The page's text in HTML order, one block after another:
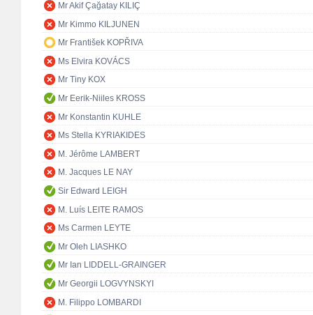
Mr Akif Çağatay KILIÇ
Mr Kimmo KILJUNEN
Mr František KOPŘIVA
Ms Elvira KOVÁCS
Mr Tiny KOX
Mr Eerik-Niiles KROSS
Mr Konstantin KUHLE
Ms Stella KYRIAKIDES
M. Jérôme LAMBERT
M. Jacques LE NAY
Sir Edward LEIGH
M. Luís LEITE RAMOS
Ms Carmen LEYTE
Mr Oleh LIASHKO
Mr Ian LIDDELL-GRAINGER
Mr Georgii LOGVYNSKYI
M. Filippo LOMBARDI